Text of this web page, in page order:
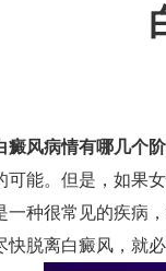
癜风病情有哪几个
可能。但是，如果
一种很常见的疾病
快脱离白癜风，就